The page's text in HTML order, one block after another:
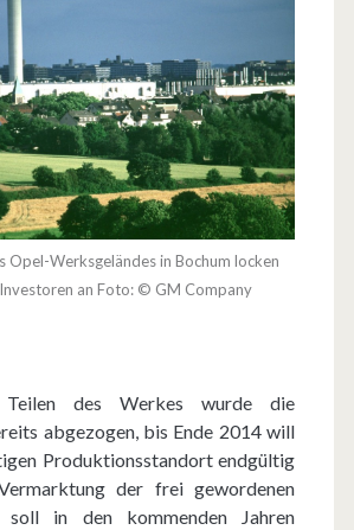
Opel-Werksgeländes in Bochum locken
an Foto: © GM Company
des Werkes wurde die
abgezogen, bis Ende 2014 will
Produktionsstandort endgültig
der frei gewordenen
soll in den kommenden Jahren